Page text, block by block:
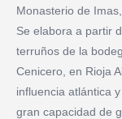
Monasterio de
Se elabora a partir
terruños de la
Cenicero, en Rioja
influencia atlántica
gran capacidad de